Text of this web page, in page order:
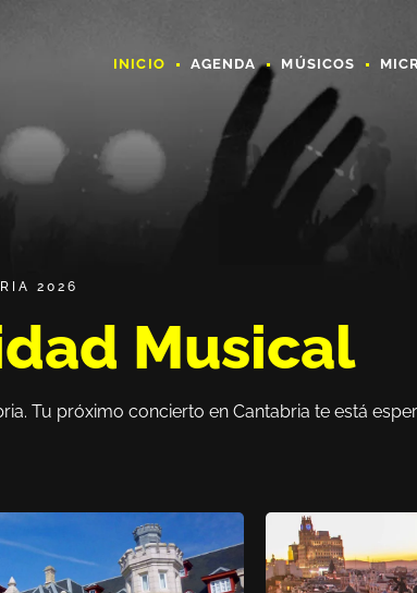
INICIO AGENDA MÚSICOS
2026
Musical
Tu próximo concierto en Cantabria te está